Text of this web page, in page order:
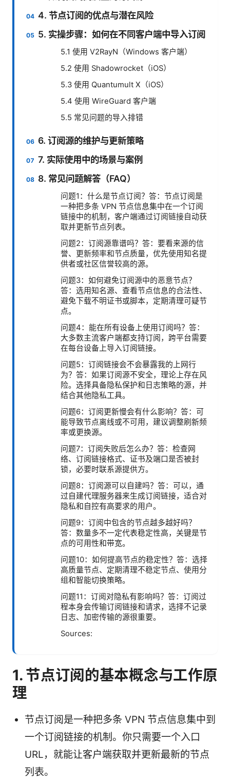
4. 节点订阅的优点与潜在风险
5. 实操步骤：如何在不同客户端中导入订阅
5.1 使用 V2RayN（Windows 客户端）
5.2 使用 Shadowrocket（iOS）
5.3 使用 Quantumult X（iOS）
5.4 使用 WireGuard 客户端
5.5 常见问题的导入排错
6. 订阅源的维护与更新策略
7. 实际使用中的场景与案例
8. 常见问题解答（FAQ）
问题1：什么是节点订阅？答：节点订阅是
一种把多条 VPN 节点信息集中在一个订阅
链接中的机制，客户端通过订阅链接自动获
取并更新节点列表。
问题2：订阅源靠谱吗？答：要看来源的信
誉、更新频率和节点质量，优先使用知名提
供者或社区信誉较高的源。
问题3：如何避免订阅源中的恶意节点？
答：选用知名源、查看节点信息的合法性、
避免下载不明证书或脚本，定期清理可疑节
点。
问题4：能在所有设备上使用订阅吗？答：
大多数主流客户端都支持订阅，跨平台需要
在每台设备上导入订阅链接。
问题5：订阅链接会不会暴露我的上网行
为？答：如果订阅源不安全，理论上存在风
险。选择具备隐私保护和日志策略的源，并
结合其他隐私工具。
问题6：订阅更新慢会有什么影响？答：可
能导致节点离线或不可用，建议调整刷新频
率或更换源。
问题7：订阅失败后怎么办？答：检查网
络、订阅链接格式、证书及端口是否被封
锁，必要时联系源提供方。
问题8：订阅源可以自建吗？答：可以，通
过自建代理服务器来生成订阅链接，适合对
隐私和自控有高要求的用户。
问题9：订阅中包含的节点越多越好吗？
答：数量多不一定代表稳定性高，关键是节
点的可用性和带宽。
问题10：如何提高节点的稳定性？答：选择
高质量节点、定期清理不稳定节点、使用分
组和智能切换策略。
问题11：订阅对隐私有影响吗？答：订阅过
程本身会传输订阅链接和请求，选择不记录
日志、加密传输的源很重要。
Sources:
1. 节点订阅的基本概念与工作原
理
节点订阅是一种把多条 VPN 节点信息集中到
一个订阅链接的机制。你只需要一个入口
URL，就能让客户端获取并更新最新的节点
列表。